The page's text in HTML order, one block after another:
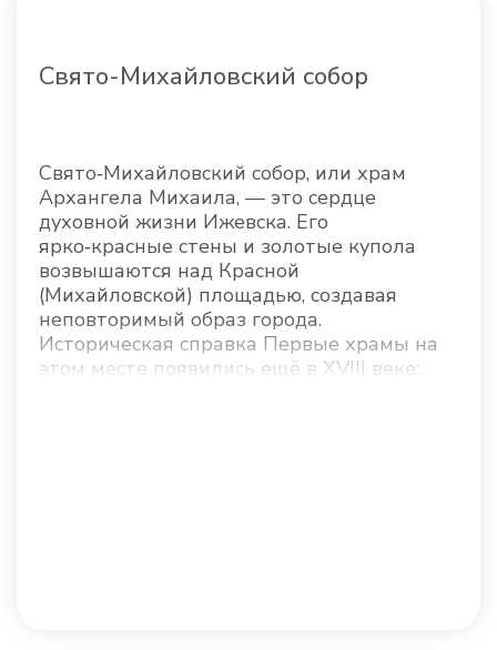
Свято-Михайловский собор
Свято‑Михайловский собор, или храм
Архангела Михаила, — это сердце
духовной жизни Ижевска. Его
ярко‑красные стены и золотые купола
возвышаются над Красной
(Михайловской) площадью, создавая
неповторимый образ города.
Историческая справка Первые храмы на
этом месте появились ещё в XVIII веке:...